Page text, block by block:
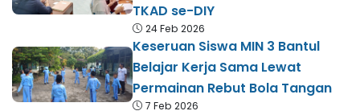
TKAD se-DIY
24 Feb 2026
Keseruan Siswa MIN 3 Bantul
Belajar Kerja Sama Lewat
Permainan Rebut Bola Tangan
7 Feb 2026